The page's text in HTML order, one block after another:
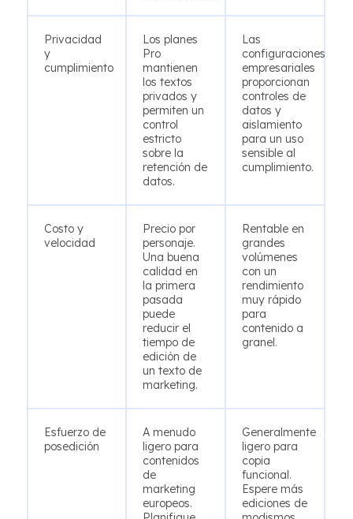
Privacidad
y
cumplimiento
Los planes
Pro
mantienen
los textos
privados y
permiten un
control
estricto
sobre la
retención de
datos.
Las
configuraciones
empresariales
proporcionan
controles de
datos y
aislamiento
para un uso
sensible al
cumplimiento.
Costo y
velocidad
Precio por
personaje.
Una buena
calidad en
la primera
pasada
puede
reducir el
tiempo de
edición de
un texto de
marketing.
Rentable en
grandes
volúmenes
con un
rendimiento
muy rápido
para
contenido a
granel.
Esfuerzo de
posedición
A menudo
ligero para
contenidos
de
marketing
europeos.
Generalmente
ligero para
copia
funcional.
Espere más
ediciones de